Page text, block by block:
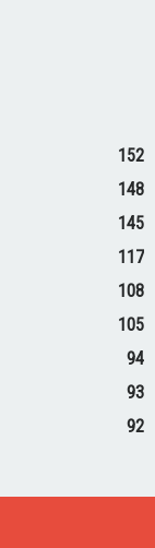
152
148
145
117
108
105
94
93
92